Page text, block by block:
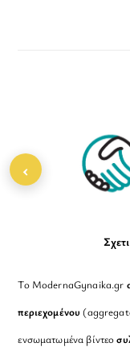
Το ModernaGynaika.gr
περιεχομένου
ενσωματωμένα βίντεο
‹